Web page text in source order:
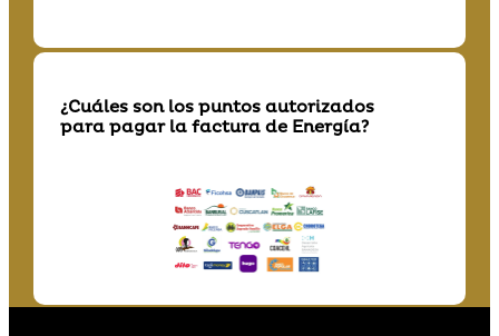
¿Cuáles son los puntos autorizados
para pagar la factura de Energía?